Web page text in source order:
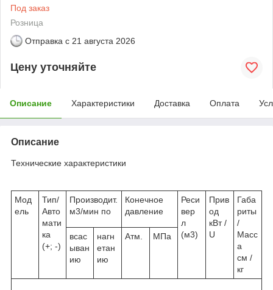
Под заказ
Розница
Отправка с 21 августа 2026
Цену уточняйте
Описание Характеристики Доставка Оплата
Описание
Технические характеристики
Мод
ель
Тип/
Авто
мати
ка
(+; -)
Производит.
м3/мин по
Конечное
давление
Реси
вер
л
(м3)
Прив
од
кВт /
U
Габа
риты
/
Масс
а
см /
кг
всас
ыван
ию
нагн
етан
ию
Атм. МПа